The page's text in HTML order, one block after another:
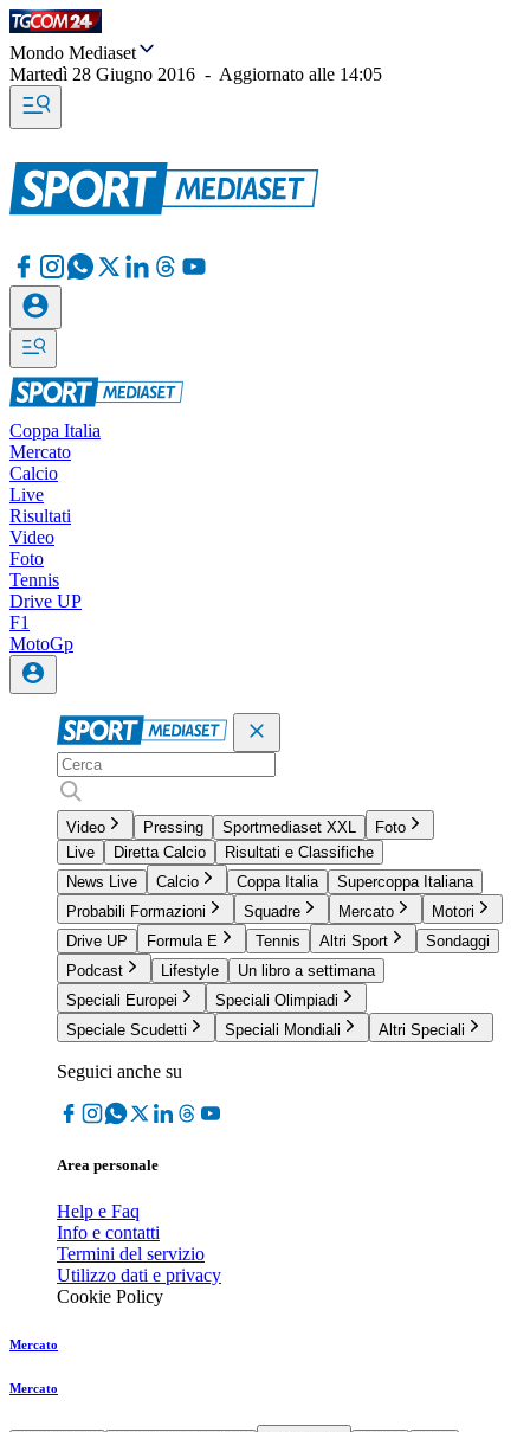
Mondo Mediaset
Martedì 28 Giugno 2016 - Aggiornato alle 14:05
Coppa Italia
Mercato
Calcio
Live
Risultati
Video
Foto
Tennis
Drive UP
F1
MotoGp
Video Pressing Sportmediaset XXL
Foto
Live
Diretta Calcio
Risultati e Classifiche
News Live
Calcio Coppa Italia
Supercoppa Italiana
Probabili Formazioni
Squadre Mercato
Motori
Drive UP
Formula E Tennis Altri Sport
Sondaggi
Podcast
Lifestyle
Un libro a settimana
Speciali Europei
Speciali Olimpiadi
Speciale Scudetti
Speciali Mondiali Altri Speciali
Seguici anche su
Area personale
Help e Faq
Info e contatti
Termini del servizio
Utilizzo dati e privacy
Cookie Policy
Mercato
Mercato